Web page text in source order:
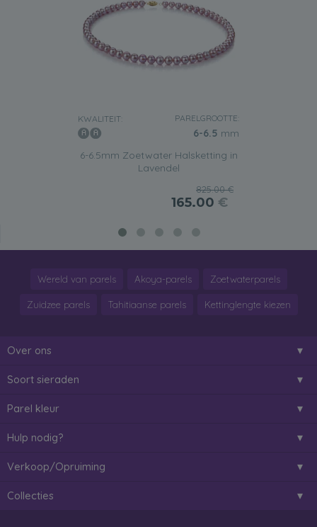
KWALITEIT: PARELGROOTTE:
6-6.5 mm
6-6.5mm Zoetwater Halsketting in
Lavendel
825.00 €
165.00 €
Wereld van parels Akoya-parels Zoetwaterparels
Zuidzee parels Tahitiaanse parels Kettinglengte kiezen
Over ons
Soort sieraden
Parel kleur
Hulp nodig?
Verkoop/Opruiming
Collecties